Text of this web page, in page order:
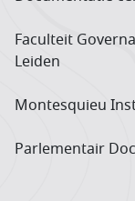
Faculteit
Leiden
Montesquieu
Parlementair